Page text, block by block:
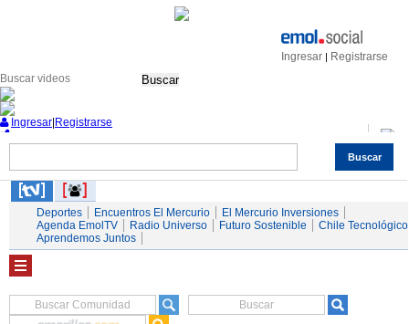
Ingresar | Registrarse
Buscar
Buscar
Ingresar Registrarse
Servicios
Deportes Encuentros El Mercurio
El Mercurio Inversiones
Agenda EmolTV
Radio Universo Futuro Sostenible
Chile Tecnológico
Aprendemos Juntos